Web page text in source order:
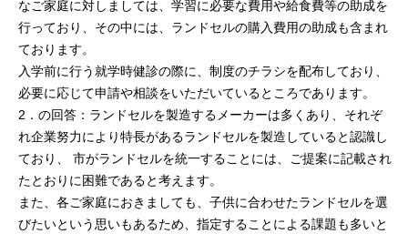
なご家庭に対しましては、学習に必要な費用や給食費等の助成を
行っており、その中には、ランドセルの購入費用の助成も含まれ
ております。
入学前に行う就学時健診の際に、制度のチラシを配布しており、
必要に応じて申請や相談をいただいているところであります。
2．の回答：ランドセルを製造するメーカーは多くあり、それぞ
れ企業努力により特長があるランドセルを製造していると認識し
ており、 市がランドセルを統一することには、ご提案に記載され
たとおりに困難であると考えます。
また、各ご家庭におきましても、子供に合わせたランドセルを選
びたいという思いもあるため、指定することによる課題も多いと